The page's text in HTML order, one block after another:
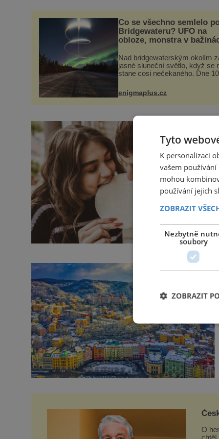
Co se všechno semlelo
Bridgewateru? UFO na
obloze, monstra v
Nad bridgewaterským okolím
jasné sluneční světlo, když se
stane cosi nečekaného. Dne
dopoledne zde dojde k vůbec
prvnímu historicky doloženému
enigmaplus.cz
O
Tyto
K personalizaci
vašem
mohou
používání jejich
ZOBRAZIT
Nezbytně
soubory
ZOBRAZIT